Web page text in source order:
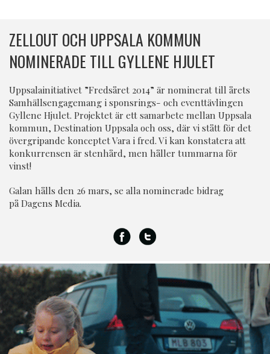
ZELLOUT OCH UPPSALA KOMMUN
NOMINERADE TILL GYLLENE HJULET
Uppsalainitiativet ”Fredsåret 2014” är nominerat till årets
Samhällsengagemang i sponsrings- och eventtävlingen
Gyllene Hjulet. Projektet är ett samarbete mellan Uppsala
kommun, Destination Uppsala och oss, där vi stått för det
övergripande konceptet Vara i fred. Vi kan konstatera att
konkurrensen är stenhård, men håller tummarna för
vinst!
Galan hålls den 26 mars, se alla nominerade bidrag
påDagens Media.